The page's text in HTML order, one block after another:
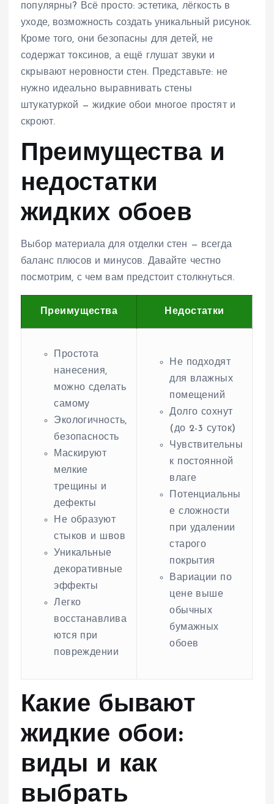
популярны? Всё просто: эстетика, лёгкость в
уходе, возможность создать уникальный рисунок.
Кроме того, они безопасны для детей, не
содержат токсинов, а ещё глушат звуки и
скрывают неровности стен. Представьте: не
нужно идеально выравнивать стены
штукатуркой — жидкие обои многое простят и
скроют.
Преимущества и
недостатки
жидких обоев
Выбор материала для отделки стен — всегда
баланс плюсов и минусов. Давайте честно
посмотрим, с чем вам предстоит столкнуться.
Преимущества Недостатки
Простота
нанесения,
можно сделать
самому
Экологичность,
безопасность
Маскируют
мелкие
трещины и
дефекты
Не образуют
стыков и швов
Уникальные
декоративные
эффекты
Легко
восстанавлива
ются при
повреждении
Не подходят
для влажных
помещений
Долго сохнут
(до 2-3 суток)
Чувствительны
к постоянной
влаге
Потенциальны
е сложности
при удалении
старого
покрытия
Вариации по
цене выше
обычных
бумажных
обоев
Какие бывают
жидкие обои:
виды и как
выбрать